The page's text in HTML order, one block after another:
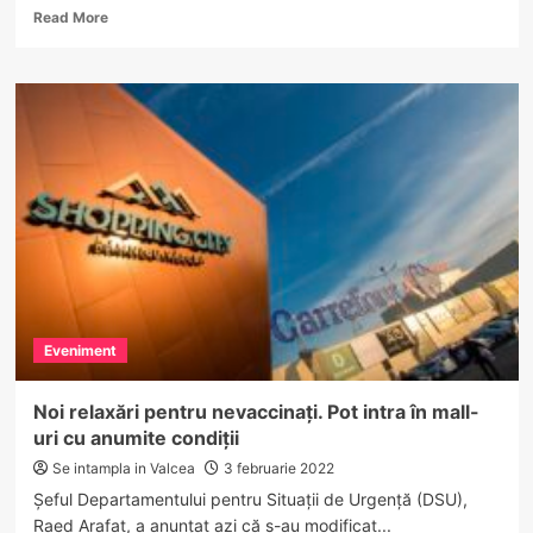
Read MoreRead
Semnal
de
Domeniul
Schiabil
Transalpina
Eveniment
Noi relaxări pentru nevaccinați. Pot intra în mall-
uri cu anumite condiții
Se intampla in Valcea 3 februarie 2022
Şeful Departamentului pentru Situaţii de Urgenţă (DSU),
Raed Arafat, a anunţat azi că s-au modificat...